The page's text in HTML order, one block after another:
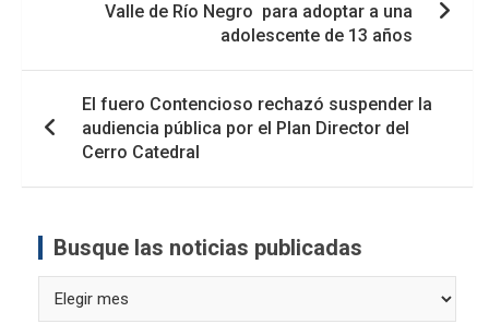
entradasValle de Río Negro para adoptar a una
adolescente de 13 años
El fuero Contencioso rechazó suspender la
audiencia pública por el Plan Director del
Cerro Catedral
Busque las noticias publicadas
las